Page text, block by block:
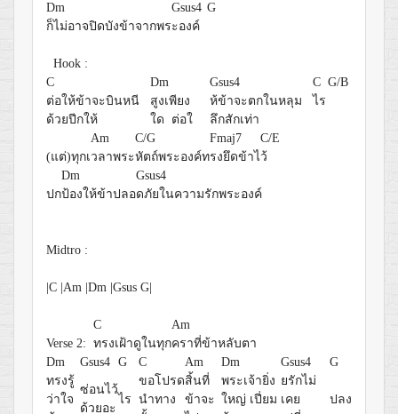
Dm
Gsus4 G
ก็ไม่อาจปิดบังข้าจากพระองค์
Hook :
C
Dm Gsus4 C G/B
ต่อให้ข้าจะบินหนี
ด้วยปีกให้
สูงเพียง
ใด ต่อใ
ห้ข้าจะตกในหลุม
ลึกสักเท่า
ไร
Am C/G Fmaj7
C/E
(แต่)ทุกเวลาพระหัตถ์พระองค์ทรงยึดข้าไว้
Dm
Gsus4
ปกป้องให้ข้าปลอดภัยในความรักพระองค์
Midtro :
|C |Am |Dm |Gsus G|
C
Am
Verse 2: ทรงเฝ้าดูในทุกคราที่ข้าหลับตา
Dm
Gsus4 G C Am Dm Gsus4
G
ทรงรู้
ว่าใจ
ซ่อนไว้
ด้วยอะ
ไร
ขอโปรด
นำทาง
สิ้นที่
ข้าจะ
พระเจ้ายิ่ง
ใหญ่ เปี่ยม
ยรักไม่
เคย
ปลง